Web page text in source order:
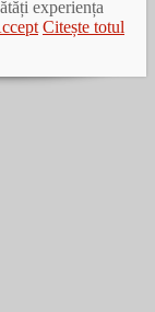
experiența
Citește totul